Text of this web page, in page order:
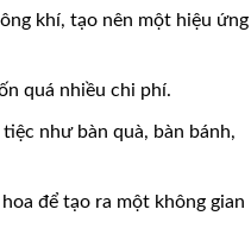
khí, tạo nên một hiệu ứng
quá nhiều chi phí.
như bàn quà, bàn bánh,
để tạo ra một không gian